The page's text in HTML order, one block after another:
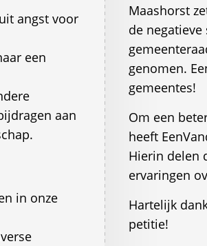
angst voor
een
aan
in onze
Maashorst
de
genomen.
gemeentes!
Om een
heeft
Hierin delen
ervaringen
Hartelijk
petitie!